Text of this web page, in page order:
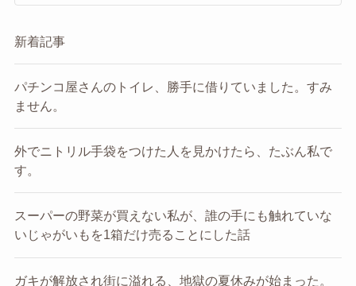
新着記事
パチンコ屋さんのトイレ、勝手に借りていました。すみ
ません。
外でニトリル手袋をつけた人を見かけたら、たぶん私で
す。
スーパーの野菜が買えない私が、誰の手にも触れていな
いじゃがいもを1箱だけ売ることにした話
ガキが解放され街に溢れる、地獄の夏休みが始まった。